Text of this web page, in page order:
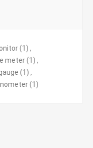
(1) ,
meter (1) ,
(1) ,
(1)